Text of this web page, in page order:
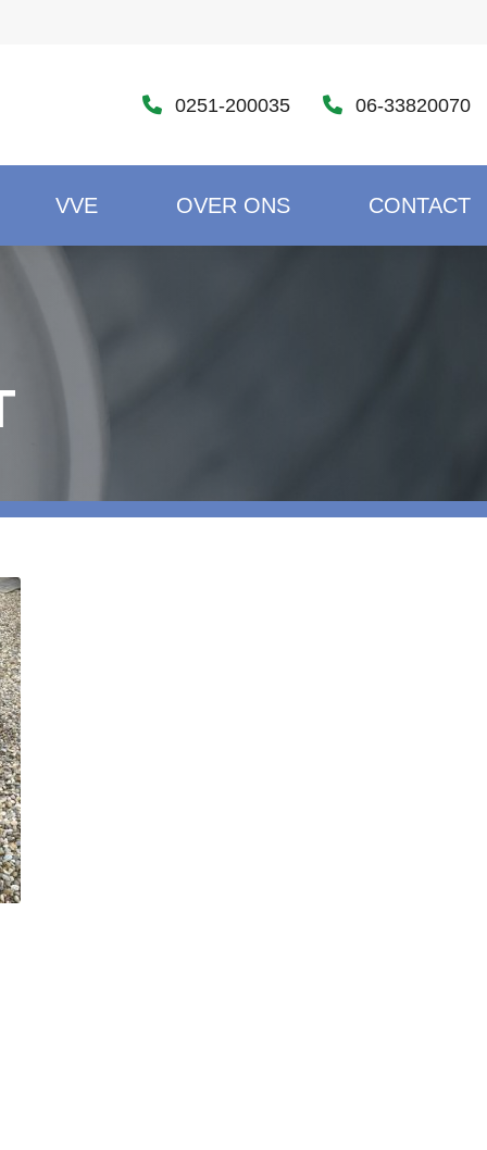
0251-200035 06-33820070
VVE OVER ONS CONTACT